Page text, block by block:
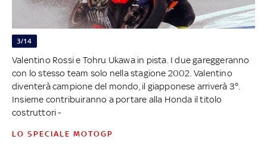
3/14
Valentino Rossi e Tohru Ukawa in pista. I due gareggeranno
con lo stesso team solo nella stagione 2002. Valentino
diventerà campione del mondo, il giapponese arriverà 3°.
Insieme contribuiranno a portare alla Honda il titolo
costruttori -
LO SPECIALE MOTOGP